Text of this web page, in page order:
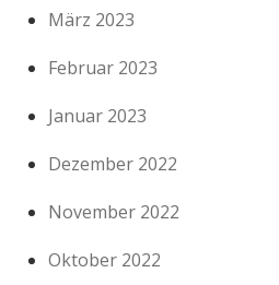
März 2023
Februar 2023
Januar 2023
Dezember 2022
November 2022
Oktober 2022